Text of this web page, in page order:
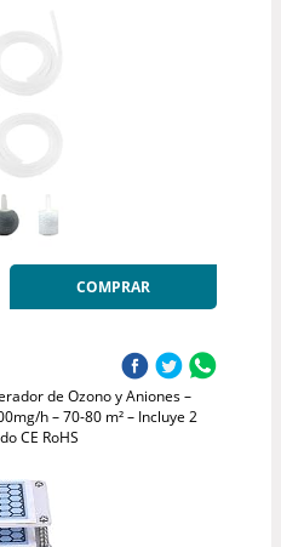
COMPRAR
de Ozono y Aniones –
h – 70-80 m² – Incluye 2
CE RoHS